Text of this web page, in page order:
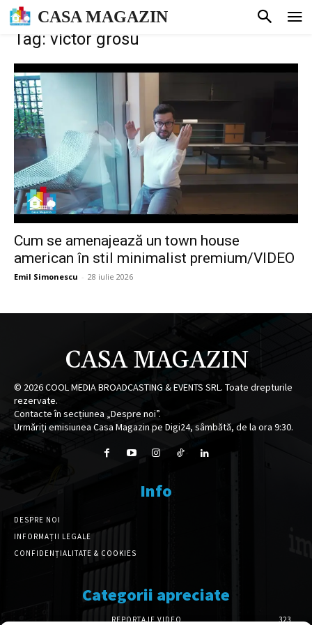
CASA MAGAZIN
Tag: victor grosu
Cum se amenajează un town house
american în stil minimalist premium/VIDEO
Emil Simonescu - 28 iulie 2026
CASA MAGAZIN
© 2026COOL MEDIA BROADCASTING & EVENTS SRL. Toate drepturile
rezervate.
Contacte în secțiunea „Despre noi”.
Urmăriți emisiunea Casa Magazin pe Digi24, sâmbătă, de la ora 9:30.
Info
DESPRE NOI
INFORMAȚII LEGALE
CONFIDENȚIALITATE & COOKIES
Categorii apreciate
REPORTAJE VIDEO 323